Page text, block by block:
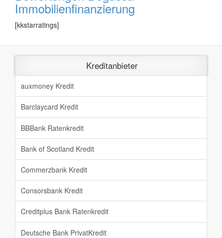
Immobilienfinanzierung
[kkstarratings]
Kreditanbieter
auxmoney Kredit
Barclaycard Kredit
BBBank Ratenkredit
Bank of Scotland Kredit
Commerzbank Kredit
Consorsbank Kredit
Creditplus Bank Ratenkredit
Deutsche Bank PrivatKredit